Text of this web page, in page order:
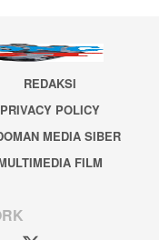
REDAKSI
PRIVACY POLICY
MEDIA SIBER
FILM